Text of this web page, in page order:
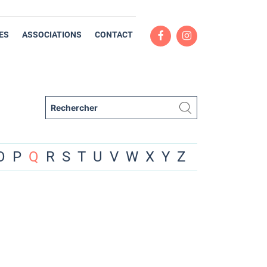
ASSOCIATIONS CONTACT
P Q R S T U V W X Y Z